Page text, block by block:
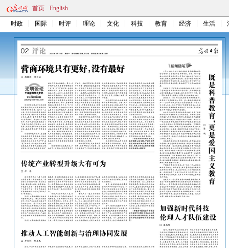
首页 English
时政 国际 时评 理论 文化 科技 教育 经济 生活